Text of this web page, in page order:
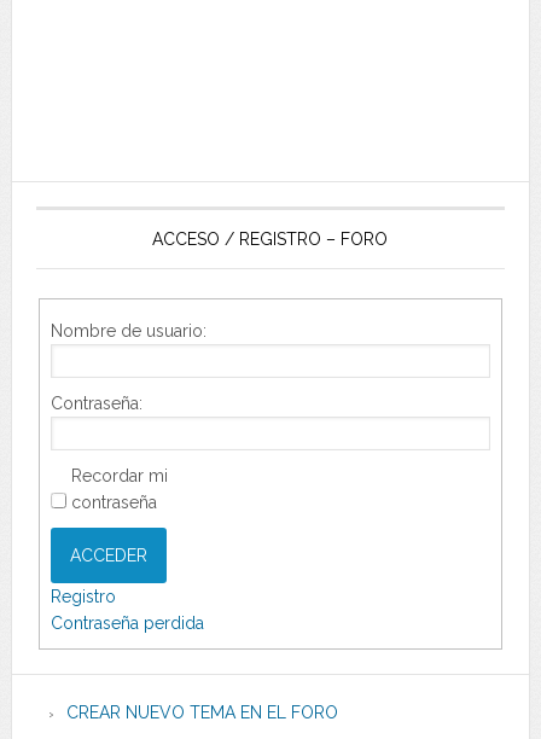
ACCESO / REGISTRO – FORO
Nombre de usuario:
Contraseña:
Recordar mi
contraseña
ACCEDER
Registro
Contraseña perdida
CREAR NUEVO TEMA EN EL FORO